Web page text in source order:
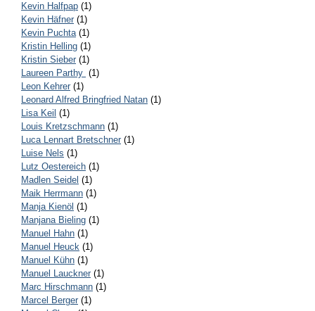
Kevin Halfpap (1)
Kevin Häfner (1)
Kevin Puchta(1)
Kristin Helling (1)
Kristin Sieber (1)
Laureen Parthy (1)
Leon Kehrer (1)
Leonard Alfred Bringfried Natan (1)
Lisa Keil (1)
Louis Kretzschmann (1)
Luca Lennart Bretschner (1)
Luise Nels (1)
Lutz Oestereich (1)
Madlen Seidel (1)
Maik Herrmann (1)
Manja Kienöl (1)
Manjana Bieling (1)
Manuel Hahn (1)
Manuel Heuck (1)
Manuel Kühn (1)
Manuel Lauckner (1)
Marc Hirschmann (1)
Marcel Berger (1)